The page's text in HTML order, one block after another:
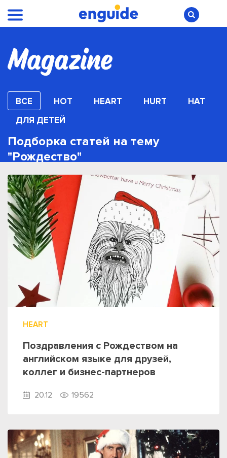
ВСЕ HOT HEART HURT
HAT
ДЛЯ ДЕТЕЙ
Подборка статей на тему
"Рождество"
HEART
Поздравления с Рождеством на
английском языке для друзей,
коллег и бизнес-партнеров
20.12 19562